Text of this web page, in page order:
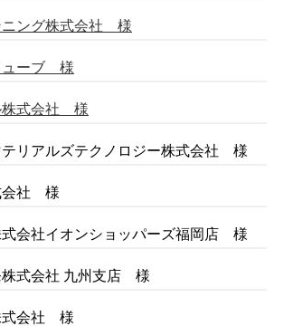
ニング株式会社 様
ューブ 様
株式会社 様
テリアルズテクノロジー株式会社 様
会社 様
式会社イオンショッパーズ福岡店 様
株式会社 九州支店 様
式会社 様